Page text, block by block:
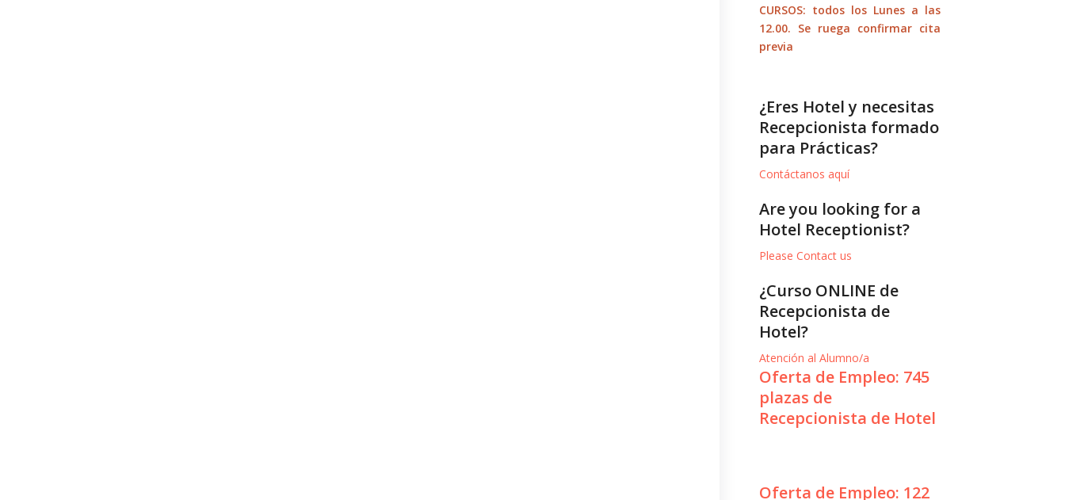
CURSOS: todos los Lunes a las
12.00. Se ruega confirmar cita
previa
¿Eres Hotel y necesitas
Recepcionista formado
para Prácticas?
Contáctanos aquí
Are you looking for a
Hotel Receptionist?
Please Contact us
¿Curso ONLINE de
Recepcionista de
Hotel?
Atención al Alumno/a
Oferta de Empleo: 745
plazas de
Recepcionista de Hotel
Oferta de Empleo: 122